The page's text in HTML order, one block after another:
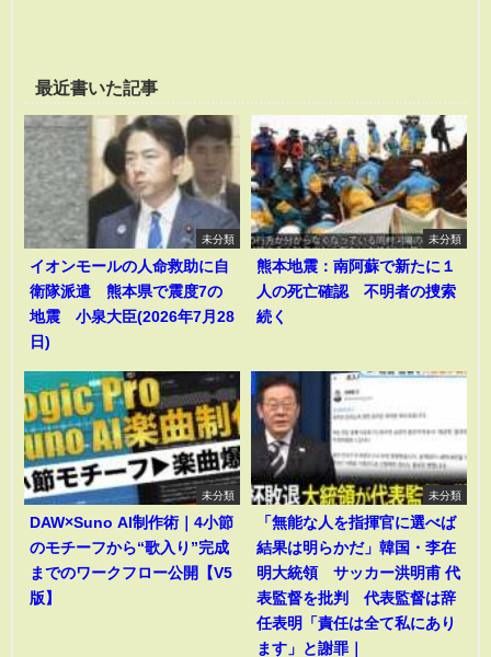
最近書いた記事
未分類
イオンモールの人命救助に自
衛隊派遣 熊本県で震度7の
地震 小泉大臣(2026年7月28
日)
未分類
熊本地震：南阿蘇で新たに１
人の死亡確認 不明者の捜索
続く
未分類
DAW×Suno AI制作術｜4小節
のモチーフから“歌入り”完成
までのワークフロー公開【V5
版】
未分類
「無能な人を指揮官に選べば
結果は明らかだ」韓国・李在
明大統領 サッカー洪明甫 代
表監督を批判 代表監督は辞
任表明「責任は全て私にあり
ます」と謝罪｜